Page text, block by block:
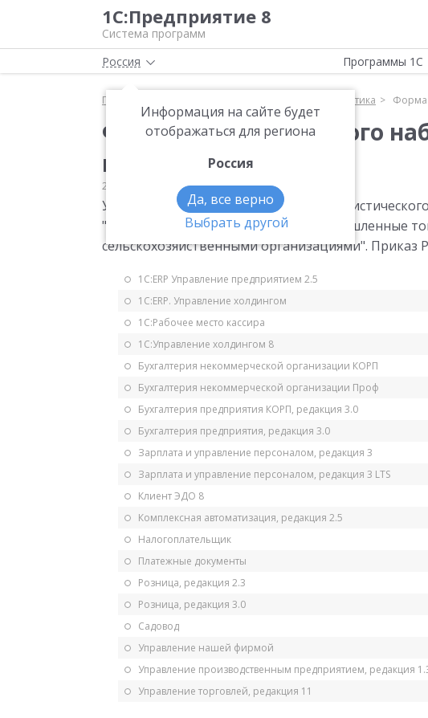
1С:Предприятие 8
Система программ
Россия
Информация на сайте будет
отображаться для региона
Россия
Да, все верно
Выбрать другой
Программы 1С
Главная Статистика Форма
Форма статистического
приобретения
23.09.2014 Статистика
Утверждена новая годовая форма
"Сведения о ценах (тарифах) на промышленные
сельскохозяйственными организациями". Приказ
1С:ERP Управление предприятием 2.5
1С:ERP. Управление холдингом
1С:Рабочее место кассира
1С:Управление холдингом 8
Бухгалтерия некоммерческой организации КОРП
Бухгалтерия некоммерческой организации Проф
Бухгалтерия предприятия КОРП, редакция 3.0
Бухгалтерия предприятия, редакция 3.0
Зарплата и управление персоналом, редакция 3
Зарплата и управление персоналом, редакция 3 LTS
Клиент ЭДО 8
Комплексная автоматизация, редакция 2.5
Налогоплательщик
Платежные документы
Розница, редакция 2.3
Розница, редакция 3.0
Садовод
Управление нашей фирмой
Управление производственным предприятием, редакция
Управление торговлей, редакция 11